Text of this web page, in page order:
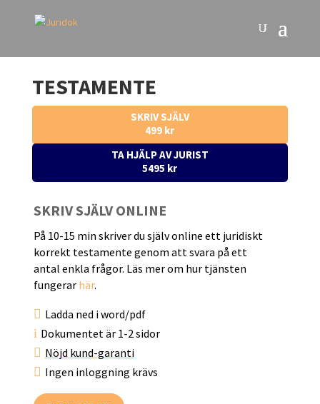
TESTAMENTE
SKRIV SJÄLV
499 kr
TA HJÄLP AV JURIST
5495 kr
SKRIV SJÄLV ONLINE
På 10-15 min skriver du själv online ett juridiskt
korrekt testamente genom att svara på ett
antal enkla frågor. Läs mer om hur tjänsten
fungerar här.
 Ladda ned i word/pdf
i Dokumentet är 1-2 sidor
 Nöjd kund-garanti
 Ingen inloggning krävs